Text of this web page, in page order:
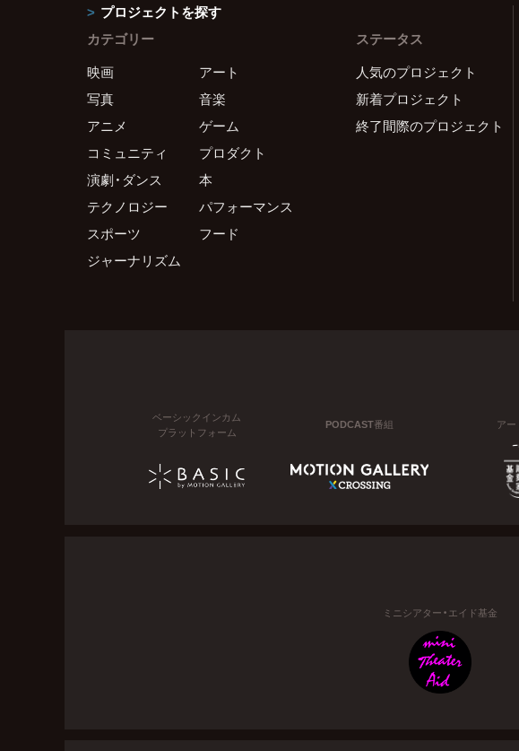
プロジェクトを探す
カテゴリー
映画
アート
写真
音楽
アニメ
ゲーム
コミュニティ
プロダクト
演劇・ダンス
本
テクノロジー
パフォーマンス
スポーツ
フード
ジャーナリズム
ステータス
人気のプロジェクト
新着プロジェクト
終了間際のプロジェクト
ベーシックインカム
プラットフォーム
PODCAST番組 ア
ミニシアター・エイド基金